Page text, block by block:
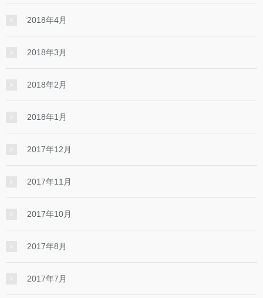
2018年4月
2018年3月
2018年2月
2018年1月
2017年12月
2017年11月
2017年10月
2017年8月
2017年7月